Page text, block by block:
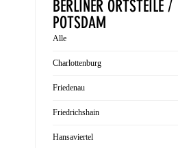
BERLINER ORTSTEILE /
POTSDAM
Alle
Charlottenburg
Friedenau
Friedrichshain
Hansaviertel